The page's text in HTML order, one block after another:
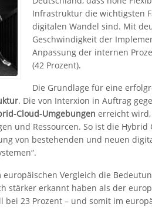
Infrastruktur die wichtigsten
digitalen Wandel sind. Mit
Geschwindigkeit der
Anpassung der internen
(42 Prozent).
Die Grundlage für eine
. Die von Interxion in Auftrag
Cloud-Umgebungen erreicht
und Ressourcen. So ist die Hybrid
von bestehenden und neuen
Vergleich die
stärker erkannt haben als der
bei 23 Prozent – und somit im